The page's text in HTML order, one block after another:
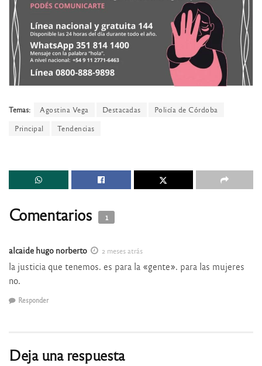
Temas: Agostina Vega Destacadas
Policía de Córdoba
Principal
Tendencias
Comentarios 1
alcaide hugo norberto 2 meses atrás
la justicia que tenemos. es para la «gente». para las mujeres
no.
Responder
Deja una respuesta